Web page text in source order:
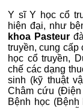
Y sĩ Y học cổ
hiện đại, như
khoa Pasteur
truyền, cung
học cổ truyền,
chế các dạng
sinh (kỹ thuật
Châm cứu (Điện
Bệnh học